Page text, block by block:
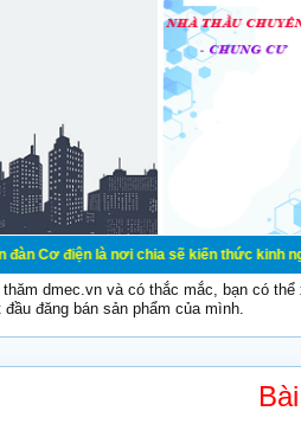
là nơi chia sẽ kiến thức kinh nghiệm
thăm dmec.vn và có thắc mắc, bạn có
đầu đăng bán sản phẩm của mình.